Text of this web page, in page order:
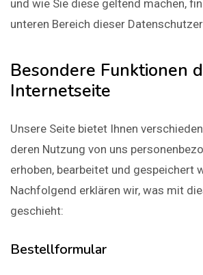
und wie Sie diese geltend machen,
unteren Bereich dieser
Besondere Funktionen
Internetseite
Unsere Seite bietet Ihnen
deren Nutzung von uns
erhoben, bearbeitet und gespeichert
Nachfolgend erklären wir, was mit
geschieht:
Bestellformular